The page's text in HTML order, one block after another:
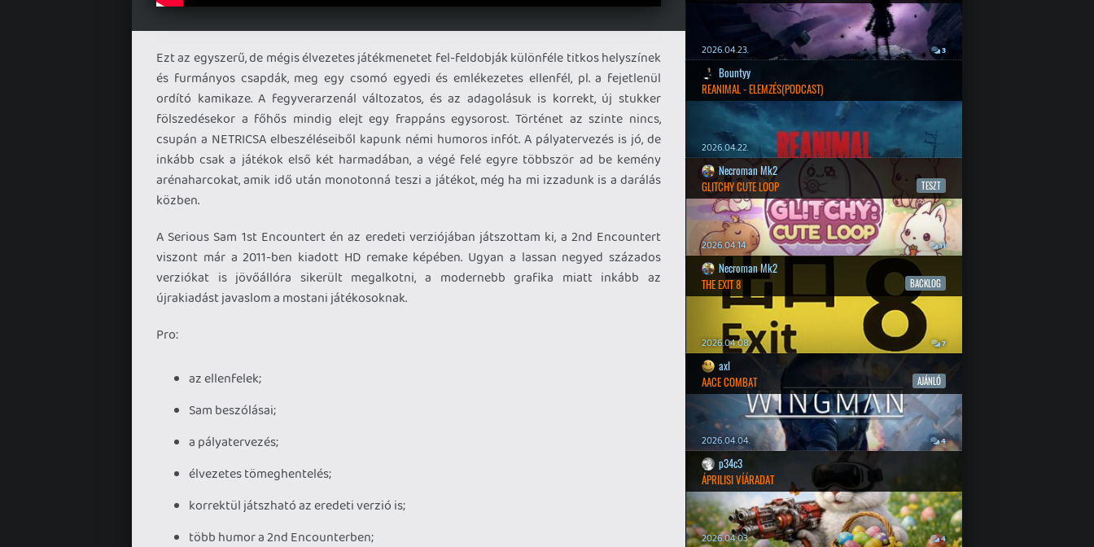
Ezt az egyszerű, de mégis élvezetes játékmenetet fel-feldobják különféle titkos helyszínek
és furmányos csapdák, meg egy csomó egyedi és emlékezetes ellenfél, pl. a fejetlenül
ordító kamikaze. A fegyverarzenál változatos, és az adagolásuk is korrekt, új stukker
fölszedésekor a főhős mindig elejt egy frappáns egysorost. Történet az szinte nincs,
csupán a NETRICSA elbeszéléseiből kapunk némi humoros infót. A pályatervezés is jó, de
inkább csak a játékok első két harmadában, a végé felé egyre többször ad be kemény
arénaharcokat, amik idő után monotonná teszi a játékot, még ha mi izzadunk is a darálás
közben.
A Serious Sam 1st Encountert én az eredeti verziójában játszottam ki, a 2nd Encountert
viszont már a 2011-ben kiadott HD remake képében. Ugyan a lassan negyed százados
verziókat is jövőállóra sikerült megalkotni, a modernebb grafika miatt inkább az
újrakiadást javaslom a mostani játékosoknak.
Pro:
az ellenfelek;
Sam beszólásai;
a pályatervezés;
élvezetes tömeghentelés;
korrektül játszható az eredeti verzió is;
több humor a 2nd Encounterben;
2026.04.23. 3
Bountyy
REANIMAL - ELEMZÉS(PODCAST)
2026.04.22.
Necroman Mk2
GLITCHY CUTE LOOP
TESZT
2026.04.14. 11
Necroman Mk2
THE EXIT 8
BACKLOG
2026.04.08. 7
axl
AACE COMBAT
AJÁNLÓ
2026.04.04. 4
p34c3
ÁPRILISI VÍÁRADAT
2026.04.03. 4